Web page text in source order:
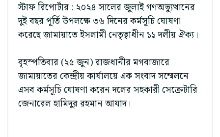
স্টাফ রিপোর্টার : ২০২৪ সালের জুলাই গণঅভ্যুত্থানের
দুই বছর পূর্তি উপলক্ষে ৩৬ দিনের কর্মসূচি ঘোষণা
করেছে জামায়াতে ইসলামী নেতৃত্বাধীন ১১ দলীয় ঐক্য।
বৃহস্পতিবার (২৫ জুন) রাজধানীর মগবাজারে
জামায়াতের কেন্দ্রীয় কার্যালয়ে এক সংবাদ সম্মেলনে
এসব কর্মসূচি ঘোষণা করেন দলের সহকারী সেক্রেটারি
জেনারেল হামিদুর রহমান আযাদ।